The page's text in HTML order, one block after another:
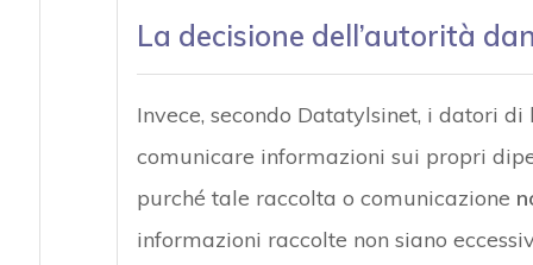
La decisione dell’autorità
Invece, secondo Datatylsinet, i datori
comunicare informazioni sui propri
purché tale raccolta o comunicazione
informazioni raccolte non siano